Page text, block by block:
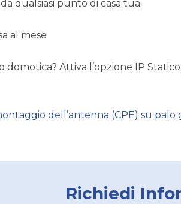
qualsiasi punto di casa tua.
al mese
domotica? Attiva l’opzione IP
dell’antenna (CPE) su palo
Richiedi